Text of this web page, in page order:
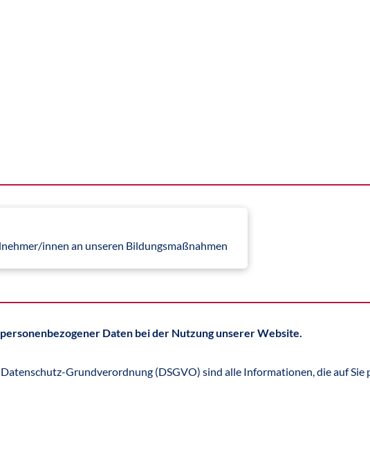
innen an unseren Bildungsmaßnahmen
Daten bei der Nutzung unserer Website.
Grundverordnung (DSGVO) sind alle Informationen, die auf Sie